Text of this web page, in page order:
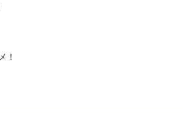
！